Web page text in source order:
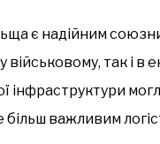
є надійним
військовому, так і в
інфраструктури
важливим